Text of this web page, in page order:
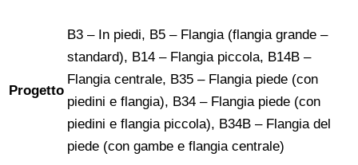
Progetto
B3 – In piedi, B5 – Flangia (flangia grande –
standard), B14 – Flangia piccola, B14B –
Flangia centrale, B35 – Flangia piede (con
piedini e flangia), B34 – Flangia piede (con
piedini e flangia piccola), B34B – Flangia del
piede (con gambe e flangia centrale)